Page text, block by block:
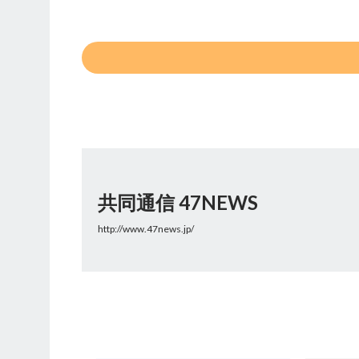
共同通信 47NEWS
http://www.47news.jp/